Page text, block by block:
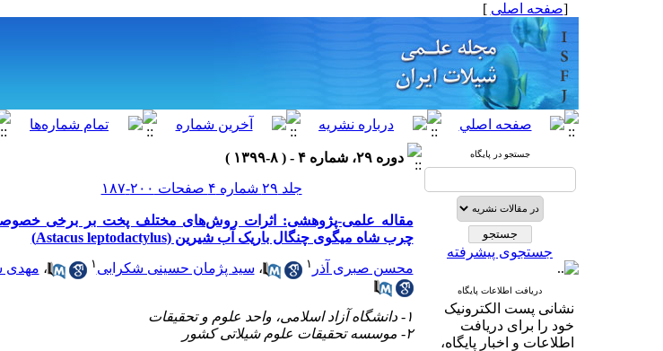
[صفحه اصلی ]
جستجو در پایگاه
جستجوی پیشرفته
دریافت اطلاعات پایگاه
نشانی پست الکترونیک
خود را برای دریافت
اطلاعات و اخبار پایگاه،
دوره ۲۹، شماره ۴ - ( ۸-۱۳۹۹ )
جلد ۲۹ شماره ۴ صفحات ۲۰۰-۱۸۷
مقاله علمی-پژوهشی: اثرات روش‌های مختلف پخت بر برخی
چرب شاه میگوی چنگال باریک آب شیرین (Astacus leptodactylus)
محسن صبری آذر ۱ ، سید پژمان حسینی شکرابی ۱ ، مهدی
۱- دانشگاه آزاد اسلامی، واحد علوم و تحقیقات
۲- موسسه تحقیقات علوم شیلاتی کشور